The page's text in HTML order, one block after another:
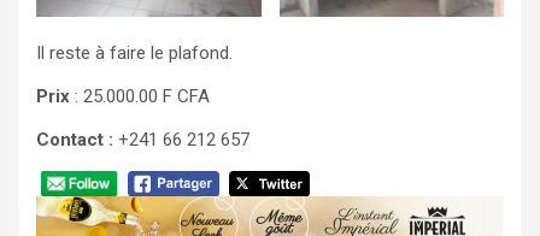
Il reste à faire le plafond.
Prix : 25.000.00 F CFA
Contact : +241 66 212 657